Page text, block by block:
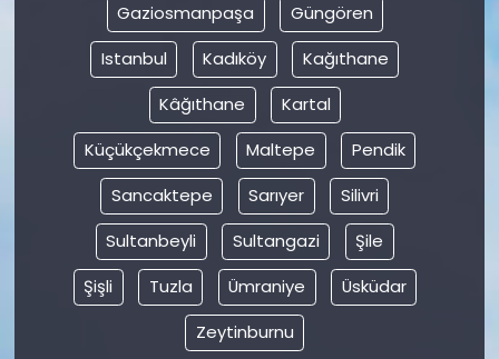
Gaziosmanpaşa
Güngören
Istanbul
Kadıköy
Kağıthane
Kâğıthane
Kartal
Küçükçekmece
Maltepe
Pendik
Sancaktepe
Sarıyer
Silivri
Sultanbeyli
Sultangazi
Şile
Şişli
Tuzla Ümraniye
Üsküdar
Zeytinburnu